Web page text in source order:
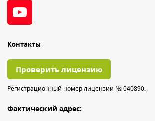
Контакты
Проверить лицензию
Регистрационный номер лицензии № 040890.
Фактический адрес: